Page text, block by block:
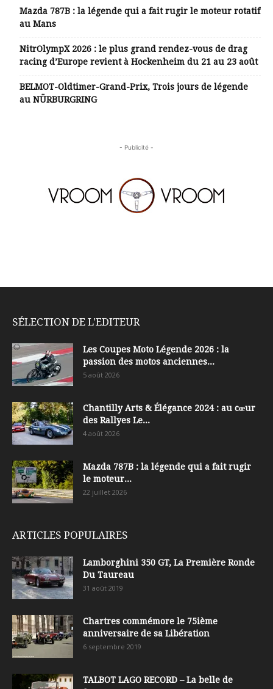
Mazda 787B : la légende qui a fait rugir le moteur rotatif
au Mans
NitrOlympX 2026 : le plus grand rendez-vous de drag
racing d’Europe revient à Hockenheim du 21 au 23 août
BELMOT-Oldtimer-Grand-Prix, Trois jours de légende
au NÜRBURGRING
- Publicité -
SÉLECTION DE L'EDITEUR
Les Coupes Moto Légende 2026 : la
passion des motos anciennes...
5 août 2026
Chantilly Arts & Élégance 2024 : au cœur
des Rallyes Le...
4 août 2026
Mazda 787B : la légende qui a fait rugir
le moteur...
22 juillet 2026
ARTICLES POPULAIRES
Lamborghini 350 GT, La Première Ronde
Du Taureau
31 août 2019
Chartres commémore le 75ième
anniversaire de sa Libération
6 septembre 2019
TALBOT LAGO RECORD – La belle de